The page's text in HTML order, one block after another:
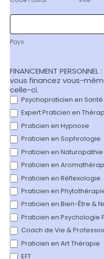
Pays
Pays
FINANCEMENT
vous financez vous-
celle-ci.
Psychopraticien en
Expert Praticien en
Praticien en Hypnose
Praticien en Sophrologie
Praticien en Naturopathie
Praticien en
Praticien en Réflexologie
Praticien en
Praticien en Bien-Être &
Praticien en Psychologie
Coach de Vie &
Praticien en Art Thérapie
EFT